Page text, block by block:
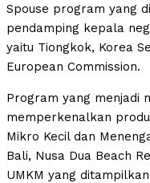
Spouse program yang
pendamping kepala
yaitu Tiongkok, Korea
European Commission.
Program yang menjadi
memperkenalkan
Mikro Kecil dan
Bali, Nusa Dua Beach
UMKM yang